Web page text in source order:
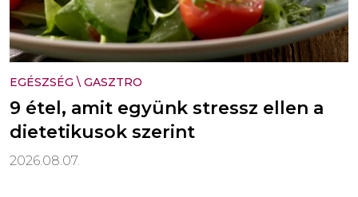
EGÉSZSÉG \ GASZTRO
9 étel, amit együnk stressz ellen a
dietetikusok szerint
2026.08.07.